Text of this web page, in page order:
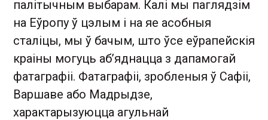
палітычным выбарам. Калі мы паглядзім
на Еўропу ў цэлым і на яе асобныя
сталіцы, мы ў бачым, што ўсе еўрапейскія
краіны могуць аб’яднацца з дапамогай
фатаграфіі. Фатаграфіі, зробленыя ў Сафіі,
Варшаве або Мадрыдзе,
характарызуюцца агульнай